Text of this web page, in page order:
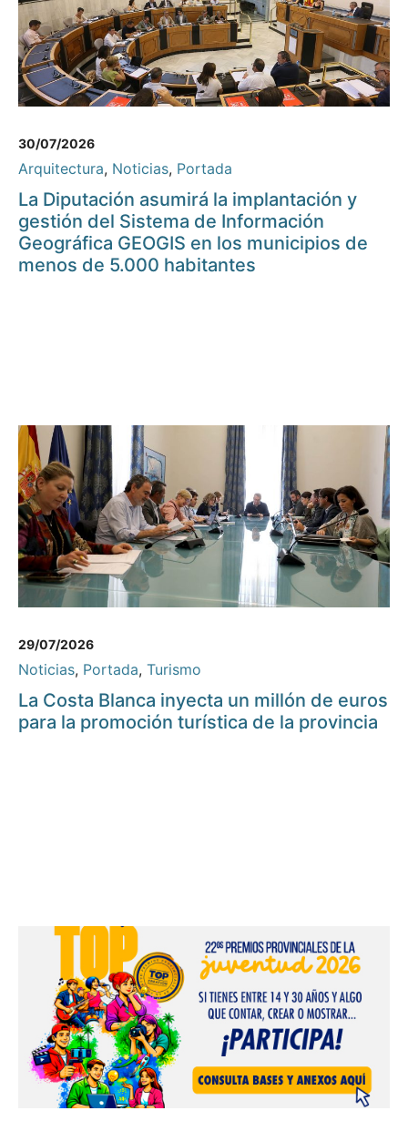
30/07/2026
Arquitectura, Noticias, Portada
La Diputación asumirá la implantación y
gestión del Sistema de Información
Geográfica GEOGIS en los municipios de
menos de 5.000 habitantes
29/07/2026
Noticias, Portada, Turismo
La Costa Blanca inyecta un millón de euros
para la promoción turística de la provincia